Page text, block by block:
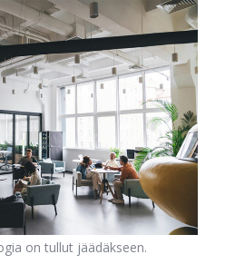
on tullut jäädäkseen.